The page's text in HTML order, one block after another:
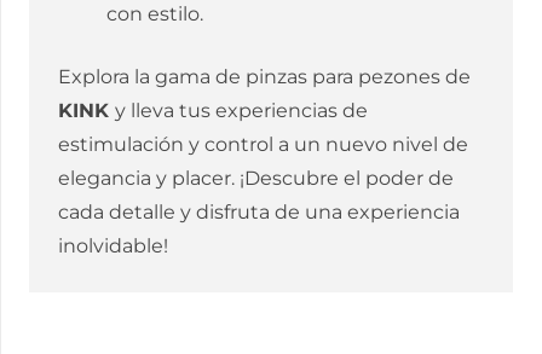
con estilo.
Explora la gama de pinzas para pezones de
KINK y lleva tus experiencias de
estimulación y control a un nuevo nivel de
elegancia y placer. ¡Descubre el poder de
cada detalle y disfruta de una experiencia
inolvidable!